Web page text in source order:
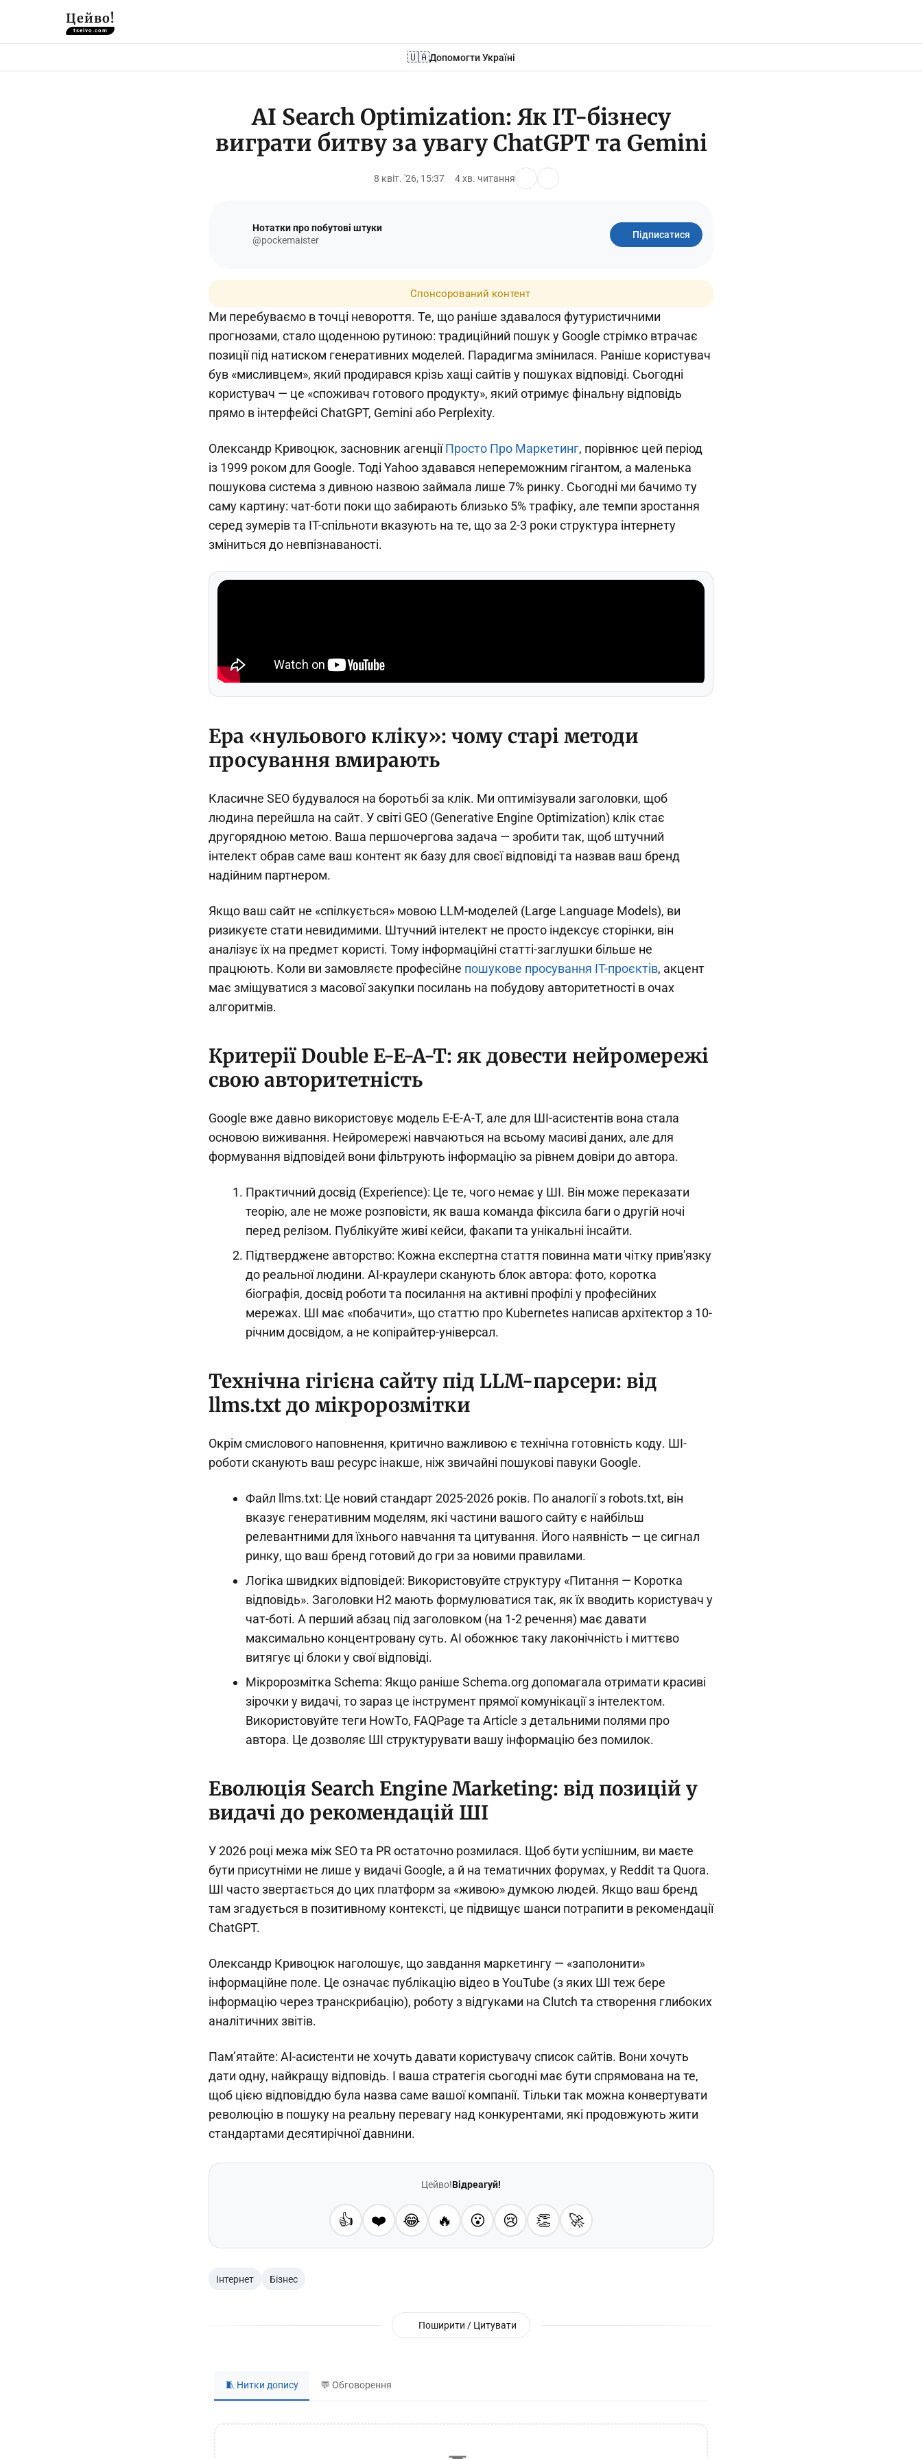
Цейво!
tseivo.com
🇺🇦Допомогти Україні
AI Search Optimization: Як IT-бізнесу
виграти битву за увагу ChatGPT та Gemini
8 квіт. '26, 15:37 4 хв. читання
Нотатки про побутові штуки
@pockemaister
Підписатися
Спонсорований контент
Ми перебуваємо в точці невороття. Те, що раніше здавалося футуристичними
прогнозами, стало щоденною рутиною: традиційний пошук у Google стрімко втрачає
позиції під натиском генеративних моделей. Парадигма змінилася. Раніше користувач
був «мисливцем», який продирався крізь хащі сайтів у пошуках відповіді. Сьогодні
користувач — це «споживач готового продукту», який отримує фінальну відповідь
прямо в інтерфейсі ChatGPT, Gemini або Perplexity.
Олександр Кривоцюк, засновник агенціїПросто Про Маркетинг, порівнює цей період
із 1999 роком для Google. Тоді Yahoo здавався непереможним гігантом, а маленька
пошукова система з дивною назвою займала лише 7% ринку. Сьогодні ми бачимо ту
саму картину: чат-боти поки що забирають близько 5% трафіку, але темпи зростання
серед зумерів та IT-спільноти вказують на те, що за 2-3 роки структура інтернету
зміниться до невпізнаваності.
Ера «нульового кліку»: чому старі методи
просування вмирають
Класичне SEO будувалося на боротьбі за клік. Ми оптимізували заголовки, щоб
людина перейшла на сайт. У світі GEO (Generative Engine Optimization) клік стає
другорядною метою. Ваша першочергова задача — зробити так, щоб штучний
інтелект обрав саме ваш контент як базу для своєї відповіді та назвав ваш бренд
надійним партнером.
Якщо ваш сайт не «спілкується» мовою LLM-моделей (Large Language Models), ви
ризикуєте стати невидимими. Штучний інтелект не просто індексує сторінки, він
аналізує їх на предмет користі. Тому інформаційні статті-заглушки більше не
працюють. Коли ви замовляєте професійне пошукове просування IT-проєктів, акцент
має зміщуватися з масової закупки посилань на побудову авторитетності в очах
алгоритмів.
Критерії Double E-E-A-T: як довести нейромережі
свою авторитетність
Google вже давно використовує модель E-E-A-T, але для ШІ-асистентів вона стала
основою виживання. Нейромережі навчаються на всьому масиві даних, але для
формування відповідей вони фільтрують інформацію за рівнем довіри до автора.
Практичний досвід (Experience): Це те, чого немає у ШІ. Він може переказати
теорію, але не може розповісти, як ваша команда фіксила баги о другій ночі
перед релізом. Публікуйте живі кейси, факапи та унікальні інсайти.
Підтверджене авторство: Кожна експертна стаття повинна мати чітку прив'язку
до реальної людини. AI-краулери сканують блок автора: фото, коротка
біографія, досвід роботи та посилання на активні профілі у професійних
мережах. ШІ має «побачити», що статтю про Kubernetes написав архітектор з 10-
річним досвідом, а не копірайтер-універсал.
Технічна гігієна сайту під LLM-парсери: від
llms.txt до мікророзмітки
Окрім смислового наповнення, критично важливою є технічна готовність коду. ШІ-
роботи сканують ваш ресурс інакше, ніж звичайні пошукові павуки Google.
Файл llms.txt: Це новий стандарт 2025-2026 років. По аналогії з robots.txt, він
вказує генеративним моделям, які частини вашого сайту є найбільш
релевантними для їхнього навчання та цитування. Його наявність — це сигнал
ринку, що ваш бренд готовий до гри за новими правилами.
Логіка швидких відповідей: Використовуйте структуру «Питання — Коротка
відповідь». Заголовки H2 мають формулюватися так, як їх вводить користувач у
чат-боті. А перший абзац під заголовком (на 1-2 речення) має давати
максимально концентровану суть. AI обожнює таку лаконічність і миттєво
витягує ці блоки у свої відповіді.
Мікророзмітка Schema: Якщо раніше Schema.org допомагала отримати красиві
зірочки у видачі, то зараз це інструмент прямої комунікації з інтелектом.
Використовуйте теги HowTo, FAQPage та Article з детальними полями про
автора. Це дозволяє ШІ структурувати вашу інформацію без помилок.
Еволюція Search Engine Marketing: від позицій у
видачі до рекомендацій ШІ
У 2026 році межа між SEO та PR остаточно розмилася. Щоб бути успішним, ви маєте
бути присутніми не лише у видачі Google, а й на тематичних форумах, у Reddit та Quora.
ШІ часто звертається до цих платформ за «живою» думкою людей. Якщо ваш бренд
там згадується в позитивному контексті, це підвищує шанси потрапити в рекомендації
ChatGPT.
Олександр Кривоцюк наголошує, що завдання маркетингу — «заполонити»
інформаційне поле. Це означає публікацію відео в YouTube (з яких ШІ теж бере
інформацію через транскрибацію), роботу з відгуками на Clutch та створення глибоких
аналітичних звітів.
Пам’ятайте: AI-асистенти не хочуть давати користувачу список сайтів. Вони хочуть
дати одну, найкращу відповідь. І ваша стратегія сьогодні має бути спрямована на те,
щоб цією відповіддю була назва саме вашої компанії. Тільки так можна конвертувати
революцію в пошуку на реальну перевагу над конкурентами, які продовжують жити
стандартами десятирічної давнини.
Цейво!Відреагуй!
👍 ❤️ 😂 🔥 😮 😢 👏 🚀
Інтернет Бізнес
Поширити / Цитувати
🧵 Нитки допису 💬 Обговорення